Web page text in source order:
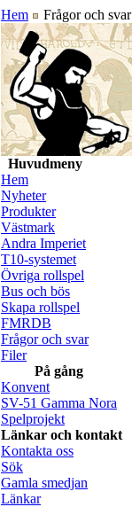
Hem Frågor och svar
Huvudmeny
Hem
Nyheter
Produkter
Västmark
Andra Imperiet
T10-systemet
Övriga rollspel
Bus och bös
Skapa rollspel
FMRDB
Frågor och svar
Filer
På gång
Konvent
SV-51 Gamma Nora
Spelprojekt
Länkar och kontakt
Kontakta oss
Sök
Gamla smedjan
Länkar